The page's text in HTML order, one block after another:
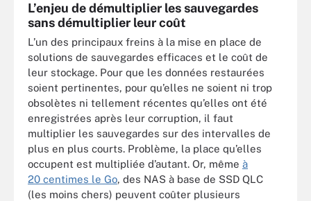
L’enjeu de démultiplier les sauvegardes
sans démultiplier leur coût
L’un des principaux freins à la mise en place de
solutions de sauvegardes efficaces et le coût de
leur stockage. Pour que les données restaurées
soient pertinentes, pour qu’elles ne soient ni trop
obsolètes ni tellement récentes qu’elles ont été
enregistrées après leur corruption, il faut
multiplier les sauvegardes sur des intervalles de
plus en plus courts. Problème, la place qu’elles
occupent est multipliée d’autant. Or, même à
20 centimes le Go, des NAS à base de SSD QLC
(les moins chers) peuvent coûter plusieurs